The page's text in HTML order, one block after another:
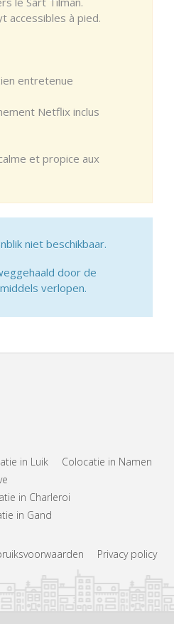
accessibles à pied.
entretenue
Netflix inclus
et propice aux
niet beschikbaar.
door de
verlopen.
in Luik
Colocatie in Namen
in Charleroi
in Gand
Privacy policy